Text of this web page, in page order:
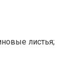
листья;